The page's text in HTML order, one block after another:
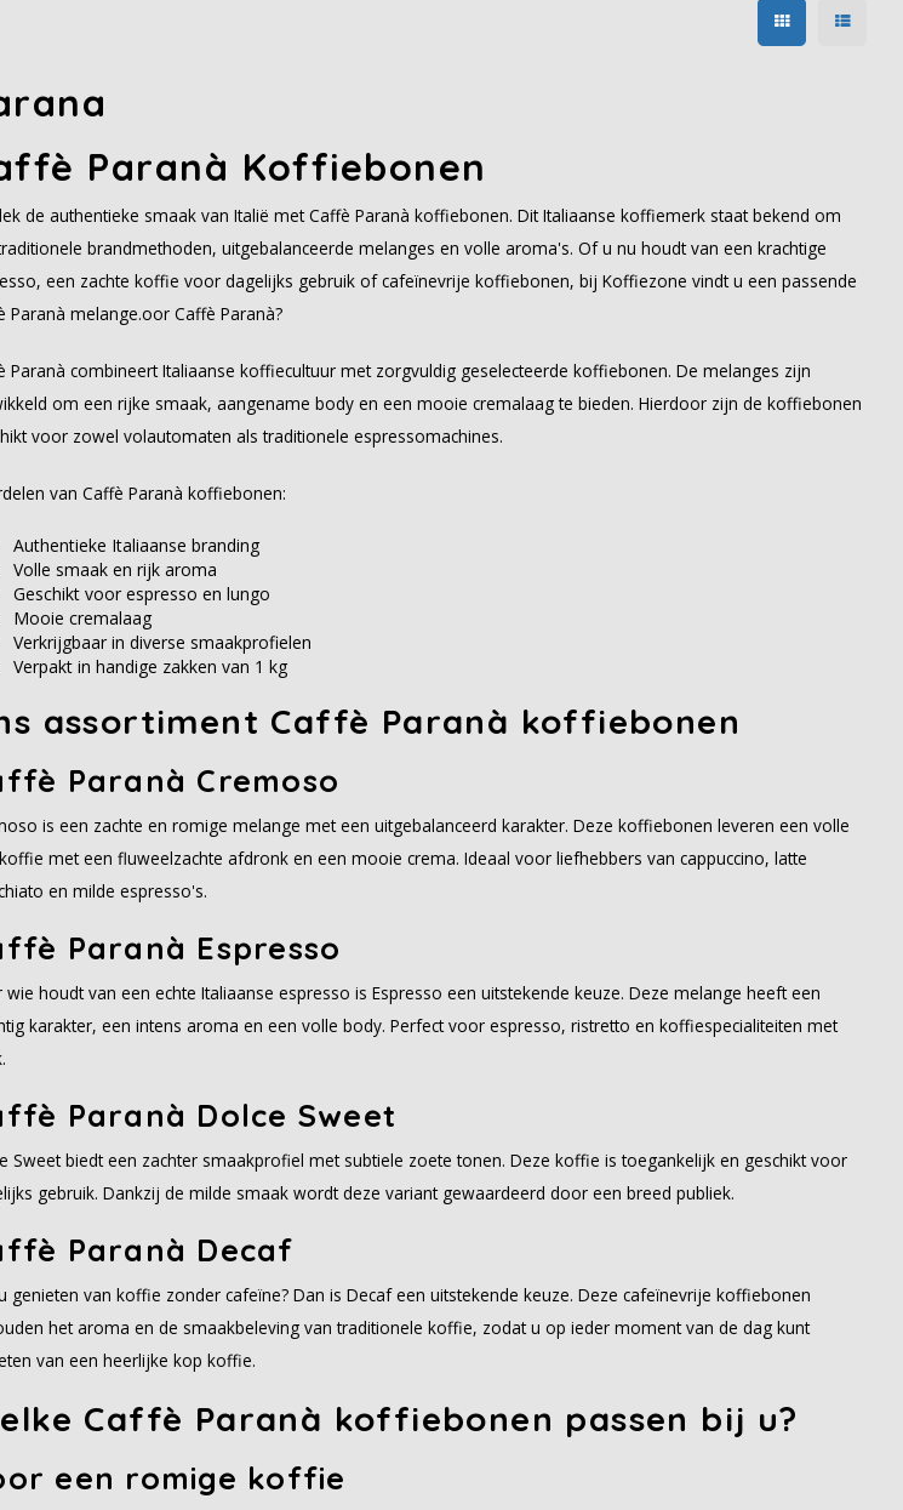
Paranà Koffiebonen
de authentieke smaak van Italië met Caffè Paranà koffiebonen. Dit Italiaanse koffiemerk staat bekend om
brandmethoden, uitgebalanceerde melanges en volle aroma's. Of u nu houdt van een krachtige
een zachte koffie voor dagelijks gebruik of cafeïnevrije koffiebonen, bij Koffiezone vindt u een passende
Paranà melange.oor Caffè Paranà?
Paranà combineert Italiaanse koffiecultuur met zorgvuldig geselecteerde koffiebonen. De melanges zijn
om een rijke smaak, aangename body en een mooie cremalaag te bieden. Hierdoor zijn de koffiebonen
voor zowel volautomaten als traditionele espressomachines.
van Caffè Paranà koffiebonen:
Authentieke Italiaanse branding
Volle smaak en rijk aroma
Geschikt voor espresso en lungo
Mooie cremalaag
Verkrijgbaar in diverse smaakprofielen
Verpakt in handige zakken van 1 kg
assortiment Caffè Paranà koffiebonen
Paranà Cremoso
is een zachte en romige melange met een uitgebalanceerd karakter. Deze koffiebonen leveren een volle
met een fluweelzachte afdronk en een mooie crema. Ideaal voor liefhebbers van cappuccino, latte
en milde espresso's.
Paranà Espresso
wie houdt van een echte Italiaanse espresso is Espresso een uitstekende keuze. Deze melange heeft een
karakter, een intens aroma en een volle body. Perfect voor espresso, ristretto en koffiespecialiteiten met
Paranà Dolce Sweet
Sweet biedt een zachter smaakprofiel met subtiele zoete tonen. Deze koffie is toegankelijk en geschikt voor
gebruik. Dankzij de milde smaak wordt deze variant gewaardeerd door een breed publiek.
Paranà Decaf
genieten van koffie zonder cafeïne? Dan is Decaf een uitstekende keuze. Deze cafeïnevrije koffiebonen
het aroma en de smaakbeleving van traditionele koffie, zodat u op ieder moment van de dag kunt
van een heerlijke kop koffie.
Caffè Paranà koffiebonen passen bij u?
een romige koffie